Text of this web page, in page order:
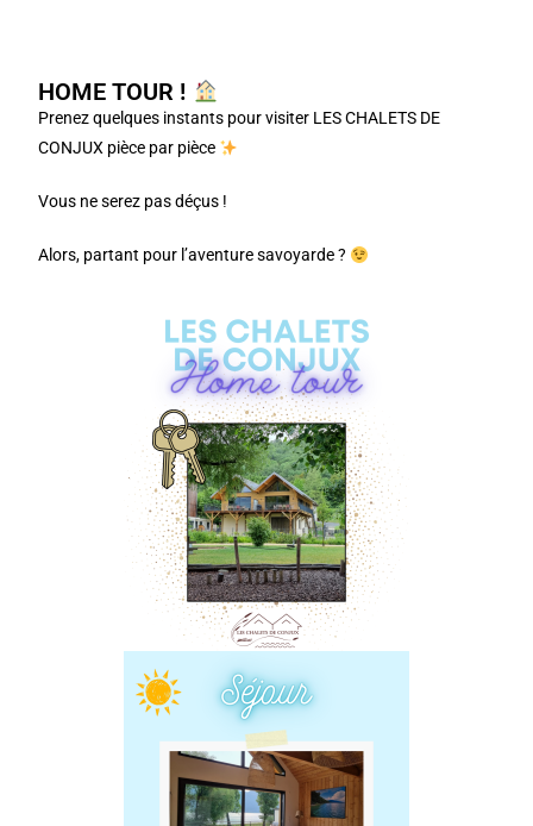
HOME TOUR !
Prenez quelques instants pour visiter LES CHALETS DE
CONJUX pièce par pièce
Vous ne serez pas déçus !
Alors, partant pour l’aventure savoyarde ?